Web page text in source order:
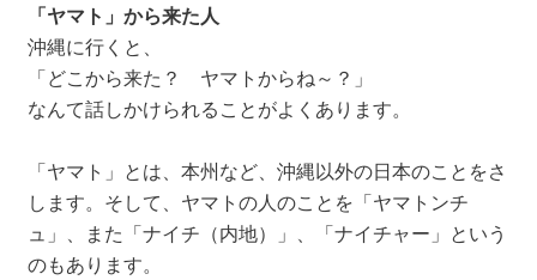
「ヤマト」から来た人
沖縄に行くと、
「どこから来た？ ヤマトからね～？」
なんて話しかけられることがよくあります。
「ヤマト」とは、本州など、沖縄以外の日本のことをさ
します。そして、ヤマトの人のことを「ヤマトンチ
ュ」、また「ナイチ（内地）」、「ナイチャー」という
のもあります。